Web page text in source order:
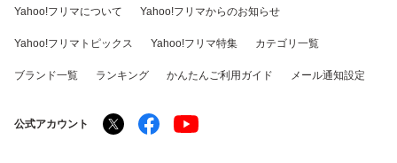
Yahoo!フリマについて Yahoo!フリマからのお知らせ
Yahoo!フリマトピックス Yahoo!フリマ特集 カテゴリ一覧
ブランド一覧 ランキング かんたんご利用ガイド メール通知設定
公式アカウント